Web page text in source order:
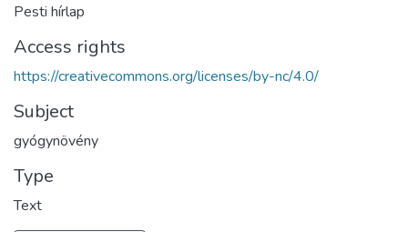
Pesti hírlap
Access rights
https://creativecommons.org/licenses/by-nc/4.0/
Subject
gyógynövény
Type
Text